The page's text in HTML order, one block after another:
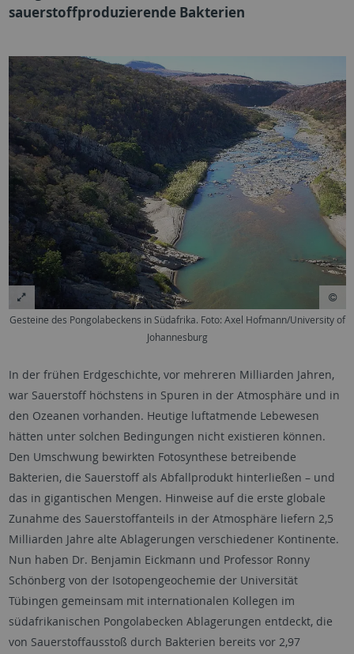
sauerstoffproduzierende Bakterien
Gesteine des Pongolabeckens in Südafrika. Foto: Axel Hofmann/University of
Johannesburg
In der frühen Erdgeschichte, vor mehreren Milliarden Jahren,
war Sauerstoff höchstens in Spuren in der Atmosphäre und in
den Ozeanen vorhanden. Heutige luftatmende Lebewesen
hätten unter solchen Bedingungen nicht existieren können.
Den Umschwung bewirkten Fotosynthese betreibende
Bakterien, die Sauerstoff als Abfallprodukt hinterließen – und
das in gigantischen Mengen. Hinweise auf die erste globale
Zunahme des Sauerstoffanteils in der Atmosphäre liefern 2,5
Milliarden Jahre alte Ablagerungen verschiedener Kontinente.
Nun haben Dr. Benjamin Eickmann und Professor Ronny
Schönberg von der Isotopengeochemie der Universität
Tübingen gemeinsam mit internationalen Kollegen im
südafrikanischen Pongolabecken Ablagerungen entdeckt, die
von Sauerstoffausstoß durch Bakterien bereits vor 2,97